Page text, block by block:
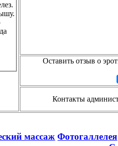
Оставить отзыв о
Контакты
массаж Фотогаллелея